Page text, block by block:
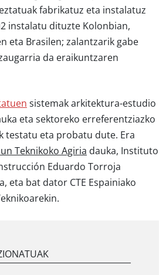
fabrikatuz eta instalatuz
instalatu dituzte Kolonbian,
eta Brasilen; zalantzarik gabe
da eraikuntzaren
sistemak arkitektura-estudio
eta sektoreko erreferentziazko
testatu eta probatu dute. Era
Teknikoko Agiria dauka, Instituto
Eduardo Torroja
eta bat dator CTE Espainiako